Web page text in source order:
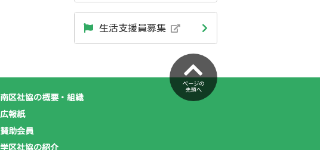
生活支援員募集
ページの
先頭へ
南区社協の概要・組織
広報紙
賛助会員
学区社協の紹介